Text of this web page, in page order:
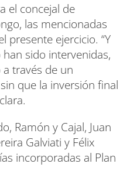
el concejal de
las mencionadas
presente ejercicio. “Y
sido intervenidas,
través de un
que la inversión final
Ramón y Cajal, Juan
Galviati y Félix
incorporadas al Plan